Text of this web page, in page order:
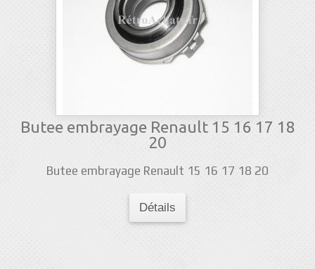
Butee embrayage Renault 15 16 17 18
20
Butee embrayage Renault 15 16 17 18 20
Détails